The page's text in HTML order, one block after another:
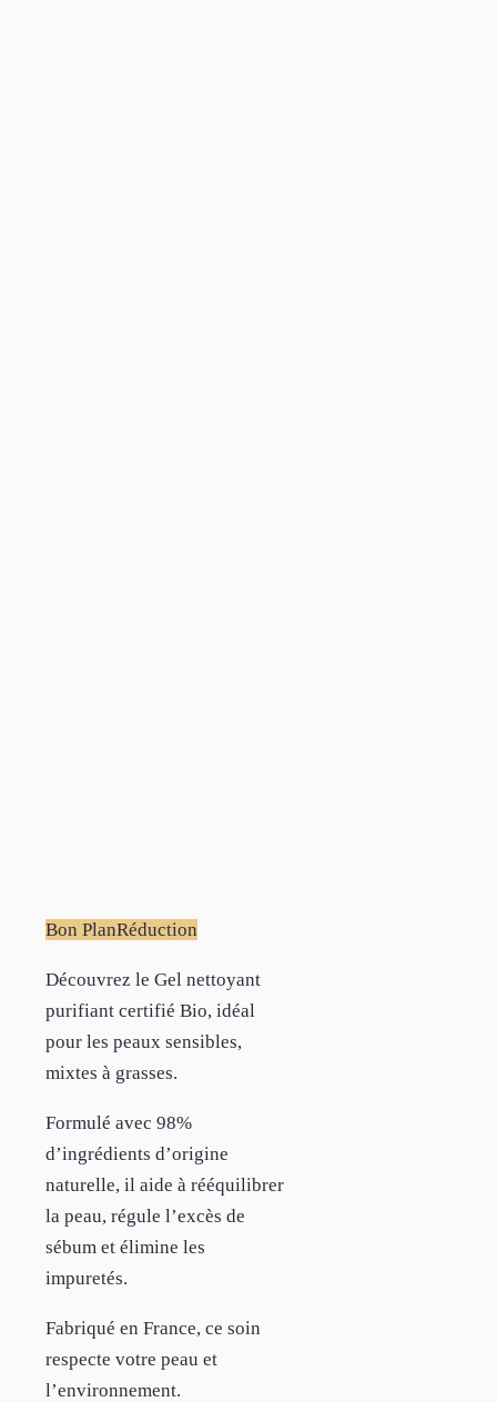
Bon PlanRéduction
Découvrez le Gel nettoyant
purifiant certifié Bio, idéal
pour les peaux sensibles,
mixtes à grasses.
Formulé avec 98%
d’ingrédients d’origine
naturelle, il aide à rééquilibrer
la peau, régule l’excès de
sébum et élimine les
impuretés.
Fabriqué en France, ce soin
respecte votre peau et
l’environnement.